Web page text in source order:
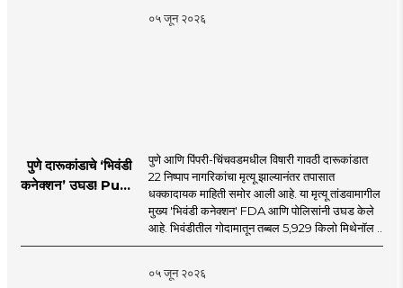
०५ जून २०२६
पुणे दारूकांडाचे ‘भिवंडी
कनेक्शन’ उघड! Pune
पुणे आणि पिंपरी-चिंचवडमधील विषारी गावठी दारूकांडात
22 निष्पाप नागरिकांचा मृत्यू झाल्यानंतर तपासात
धक्कादायक माहिती समोर आली आहे. या मृत्यू तांडवामागील
मुख्य 'भिवंडी कनेक्शन' FDA आणि पोलिसांनी उघड केले
आहे. भिवंडीतील गोदामातून तब्बल 5,929 किलो मिथेनॉल ..
०५ जून २०२६